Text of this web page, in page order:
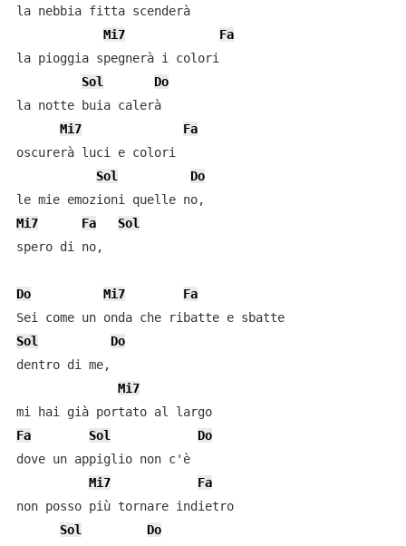
la nebbia fitta scenderà
Mi7
Fa
la pioggia spegnerà i colori
Sol
Do
la notte buia calerà
Mi7
Fa
oscurerà luci e colori
Sol
Do
Mi7
Fa
Sol
spero di no,
Do Mi7
Fa
Sei come un onda che ribatte e sbatte
Sol
Do
dentro di me,
Mi7
mi hai già portato al largo
Fa
Sol
Do
dove un appiglio non c'è
Mi7
Fa
non posso più tornare indietro
Sol
Do